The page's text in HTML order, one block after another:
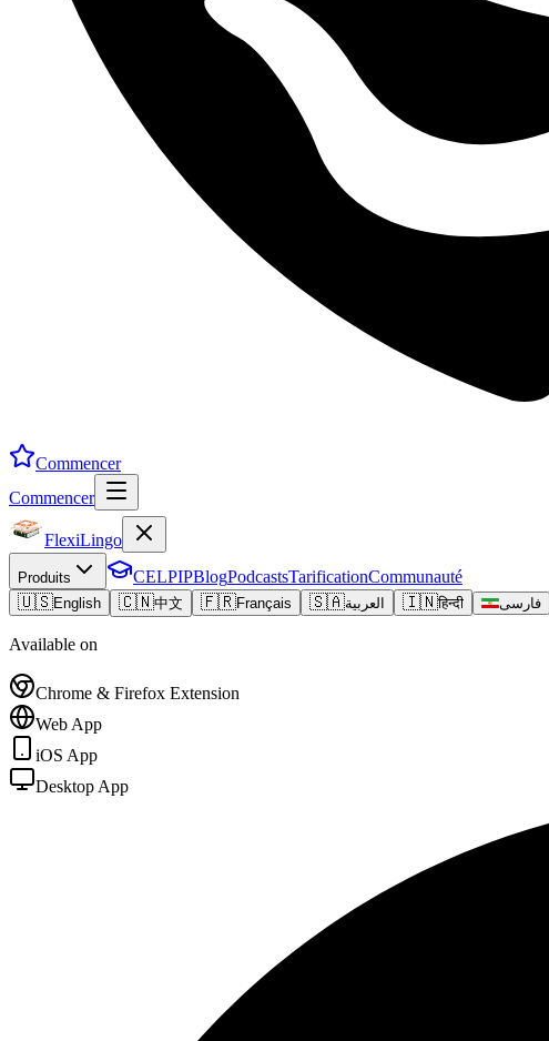
Commencer
Commencer
FlexiLingo
Produits CELPIPBlogPodcastsTarificationCommunauté
🇺🇸English 🇨🇳中文 🇫🇷Français 🇸🇦العربية 🇮🇳हिन्दी فارسی
Available on
Chrome & Firefox Extension
Web App
iOS App
Desktop App